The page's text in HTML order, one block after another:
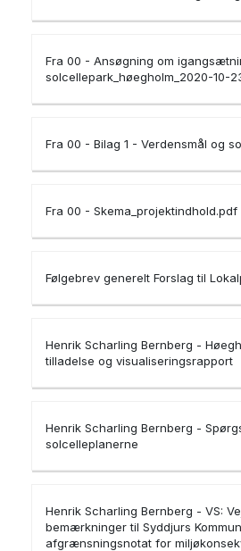
Fra 00 - Ansøgning om
solcellepark_høegholm_2020-10-
Fra 00 - Bilag 1 - Verdensmål og
Fra 00 - Skema_projektindhold.pdf
Følgebrev generelt Forslag til
Henrik Scharling Bernberg -
tilladelse og visualiseringsrapport
Henrik Scharling Bernberg -
solcelleplanerne
Henrik Scharling Bernberg - VS:
bemærkninger til Syddjurs
afgrænsningsnotat for